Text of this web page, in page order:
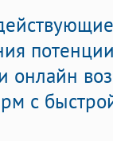
онлайн
с